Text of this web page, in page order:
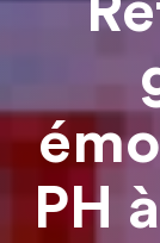
PH